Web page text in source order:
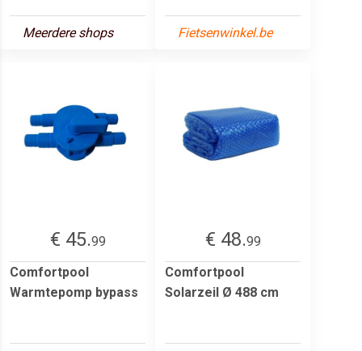
Meerdere shops Fietsenwinkel.be
€ 45.99
Comfortpool
Warmtepomp bypass
€ 48.99
Comfortpool
Solarzeil Ø 488 cm